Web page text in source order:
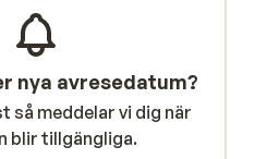
nya avresedatum?
så meddelar vi dig när
blir tillgängliga.